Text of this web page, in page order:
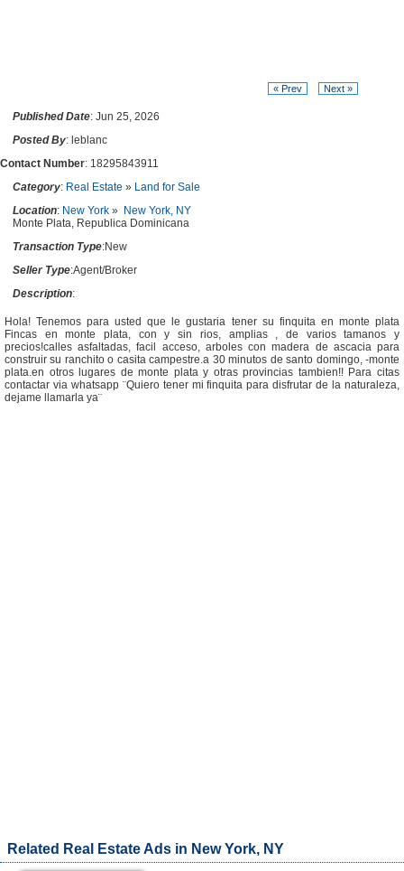
« Prev Next »
Published Date: Jun 25, 2026
Posted By: leblanc
Contact Number: 18295843911
Category: Real Estate » Land for Sale
Location: New York » New York, NY
Monte Plata, Republica Dominicana
Transaction Type:New
Seller Type:Agent/Broker
Description:
Hola! Tenemos para usted que le gustaria tener su finquita en monte plata
Fincas en monte plata, con y sin rios, amplias , de varios tamanos y
precios!calles asfaltadas, facil acceso, arboles con madera de ascacia para
construir su ranchito o casita campestre.a 30 minutos de santo domingo, -monte
plata.en otros lugares de monte plata y otras provincias tambien!! Para citas
contactar via whatsapp ¨Quiero tener mi finquita para disfrutar de la naturaleza,
dejame llamarla ya¨
Related Real Estate Ads in New York, NY